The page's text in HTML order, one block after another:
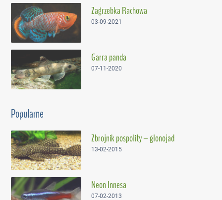
Zagrzebka Rachowa
03-09-2021
Garra panda
07-11-2020
Popularne
Zbrojnik pospolity – glonojad
13-02-2015
Neon Innesa
07-02-2013